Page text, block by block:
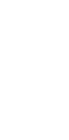
Di bawah